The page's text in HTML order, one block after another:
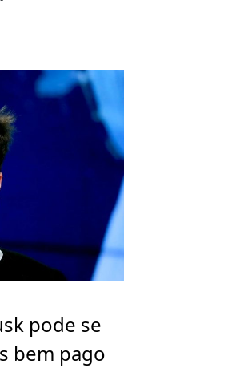
pode se
bem pago